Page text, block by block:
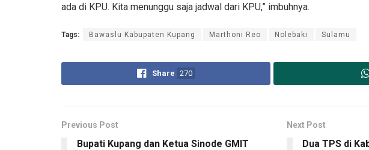
ada di KPU. Kita menunggu saja jadwal dari KPU,” imbuhnya.
Tags: Bawaslu Kabupaten Kupang Marthoni Reo Nolebaki Sulamu
Share 270
Previous Post
Bupati Kupang dan Ketua Sinode GMIT
Next Post
Dua TPS di